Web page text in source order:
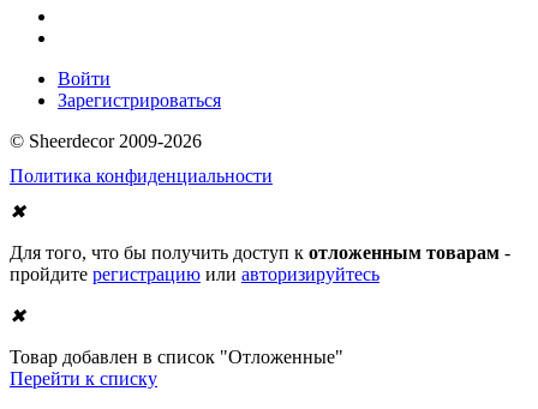
Войти
Зарегистрироваться
© Sheerdecor 2009-2026
Политика конфиденциальности
✖
Для того, что бы получить доступ к отложенным товарам -
пройдите регистрацию или авторизируйтесь
✖
Товар добавлен в список "Отложенные"
Перейти к списку